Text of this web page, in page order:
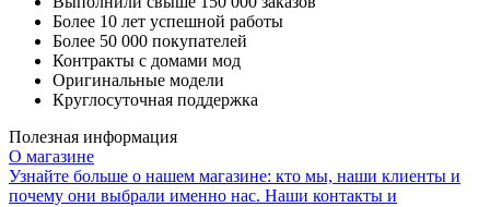
Более 10 лет успешной работы
Более 50 000 покупателей
Контракты с домами мод
Оригинальные модели
Круглосуточная поддержка
Полезная информация
О магазине
Узнайте больше о нашем магазине: кто мы, наши клиенты и
почему они выбрали именно нас. Наши контакты и